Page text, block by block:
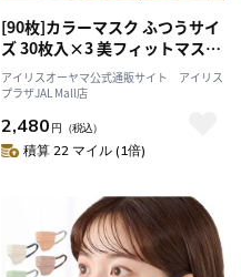
[90枚]カラーマスク ふつうサイ
ズ 30枚入×3 美フィットマスク
シルクベージュ
アイリスオーヤマ公式通販サイト アイリス
プラザJAL Mall店
2,480 円 （税込）
積算 22 マイル (1倍)